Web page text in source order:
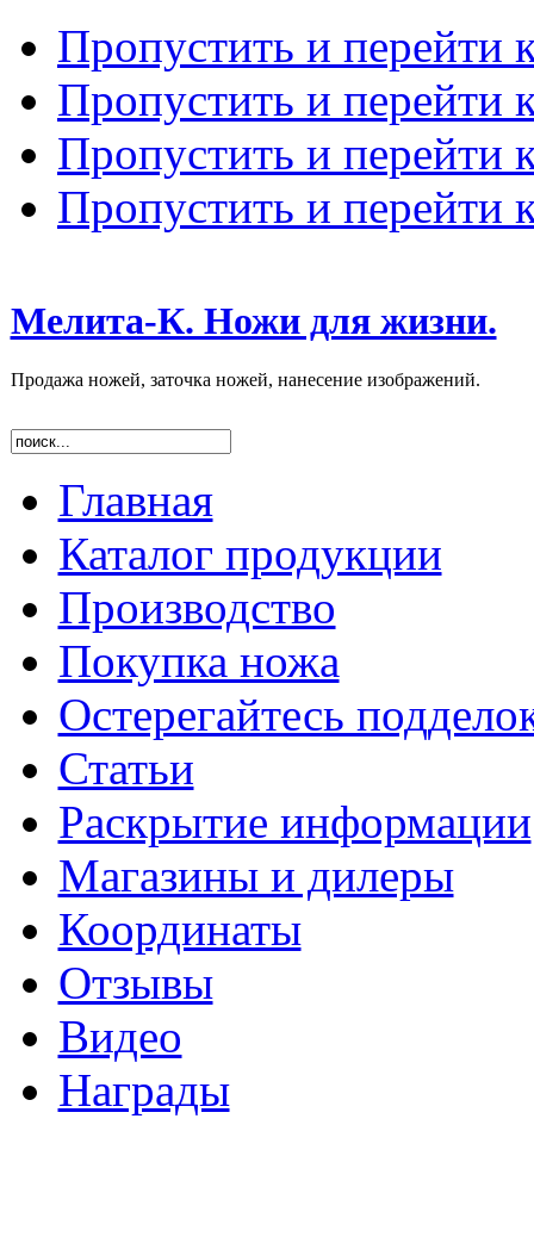
Пропустить и перейти
Пропустить и перейти
Пропустить и перейти
Пропустить и перейти
Мелита-К. Ножи для жизни.
Продажа ножей, заточка ножей, нанесение изображений.
Главная
Каталог продукции
Производство
Покупка ножа
Остерегайтесь
Статьи
Раскрытие информации
Магазины и дилеры
Координаты
Отзывы
Видео
Награды